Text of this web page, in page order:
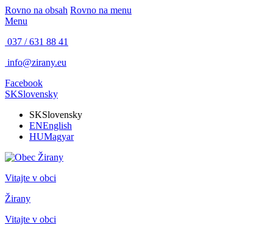
Rovno na obsah Rovno na menu
Menu
037 / 631 88 41
info@zirany.eu
Facebook
SKSlovensky
SKSlovensky
ENEnglish
HUMagyar
Vitajte v obci
Žirany
Vitajte v obci